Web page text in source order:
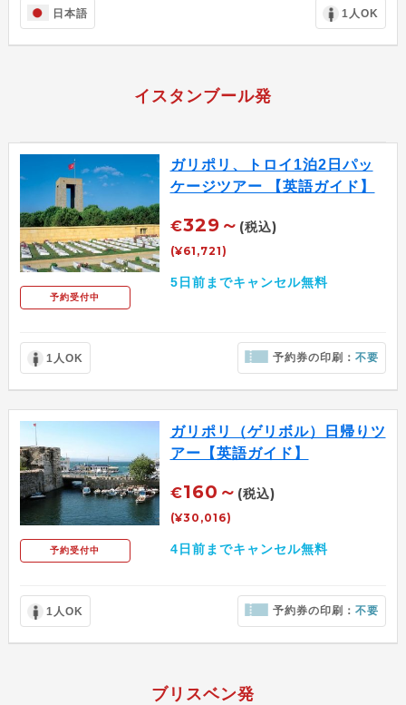
日本語 1人OK
イスタンブール発
予約受付中
ガリポリ、トロイ1泊2日パッ
ケージツアー 【英語ガイド】
€329～ (税込)
(¥61,721)
5日前までキャンセル無料
1人OK 予約券の印刷：不要
予約受付中
ガリポリ（ゲリボル）日帰りツ
アー【英語ガイド】
€160～ (税込)
(¥30,016)
4日前までキャンセル無料
1人OK 予約券の印刷：不要
ブリスベン発